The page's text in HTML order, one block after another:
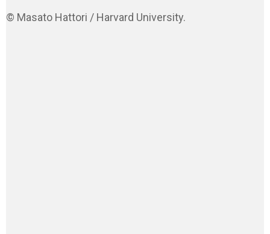
© Masato Hattori / Harvard University.